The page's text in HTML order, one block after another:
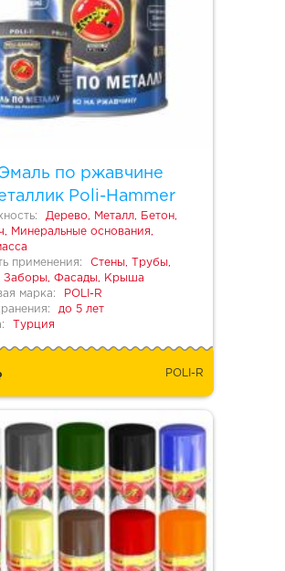
по ржавчине
Poli-Hammer
Дерево, Металл, Бетон,
Минеральные основания,
применения:
Стены, Трубы,
Заборы, Фасады, Крыша
марка:
POLI-R
до 5 лет
Турция
POLI-R